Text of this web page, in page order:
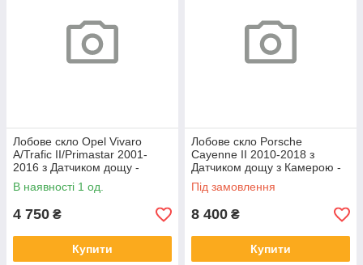
Лобове скло Opel Vivaro
A/Trafic II/Primastar 2001-
2016 з Датчиком дощу -
Опель Віваро
В наявності 1 од.
4 750 ₴
Купити
Лобове скло Porsche
Cayenne II 2010-2018 з
Датчиком дощу з Камерою -
Порше Кайєн
Під замовлення
8 400 ₴
Купити